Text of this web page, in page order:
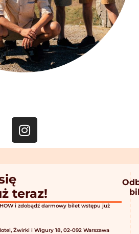
teraz!
i zdobądź darmowy bilet wstępu już
Żwirki i Wigury 18, 02-092 Warszawa